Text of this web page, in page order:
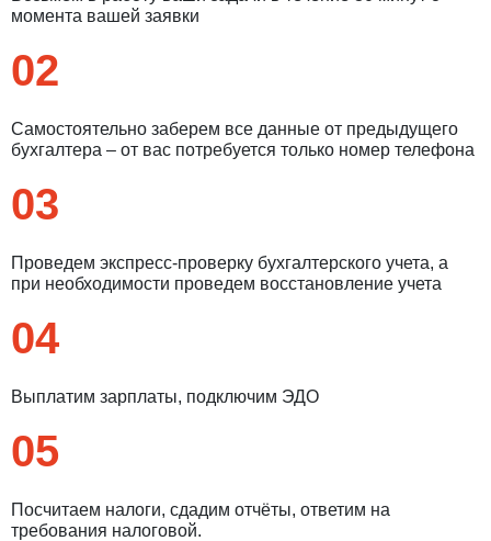
момента вашей заявки
02
Самостоятельно заберем все данные от предыдущего
бухгалтера – от вас потребуется только номер телефона
03
Проведем экспресс-проверку бухгалтерского учета, а
при необходимости проведем восстановление учета
04
Выплатим зарплаты, подключим ЭДО
05
Посчитаем налоги, сдадим отчёты, ответим на
требования налоговой.